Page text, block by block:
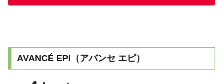
AVANCÉ EPI（アバンセ エピ）